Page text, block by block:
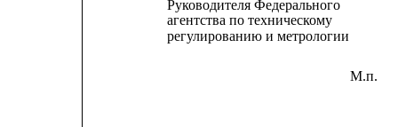
Руководителя Федерального
агентства по техническому
регулированию и метрологии
М.п.